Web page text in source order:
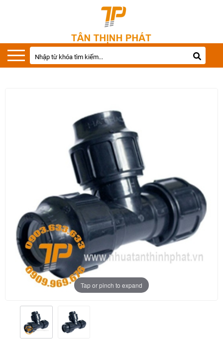
Tap or pinch to expand